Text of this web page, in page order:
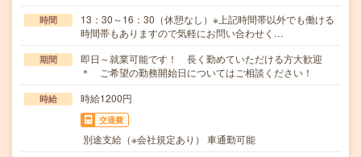
時間
13：30～16：30（休憩なし）※上記時間帯以外でも働ける
時間帯もありますので気軽にお問い合わせく…
期間
即日～就業可能です！ 長く勤めていただける方大歓迎
＊ ご希望の勤務開始日についてはご相談ください！
時給 時給1200円
交通費
別途支給（※会社規定あり） 車通勤可能